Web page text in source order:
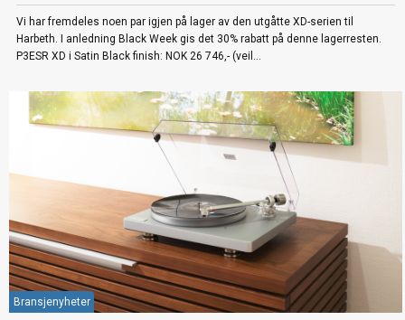
Vi har fremdeles noen par igjen på lager av den utgåtte XD-serien til
Harbeth. I anledning Black Week gis det 30% rabatt på denne lagerresten.
P3ESR XD i Satin Black finish: NOK 26 746,- (veil...
Bransjenyheter